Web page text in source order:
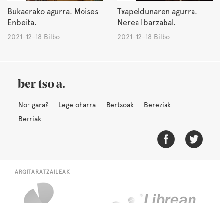
Bukaerako agurra. Moises
Enbeita.
2021-12-18 Bilbo
Txapeldunaren agurra.
Nerea Ibarzabal.
2021-12-18 Bilbo
Nor gara? Lege oharra Bertsoak
Bereziak
Berriak
ARGITARATZAILEAK